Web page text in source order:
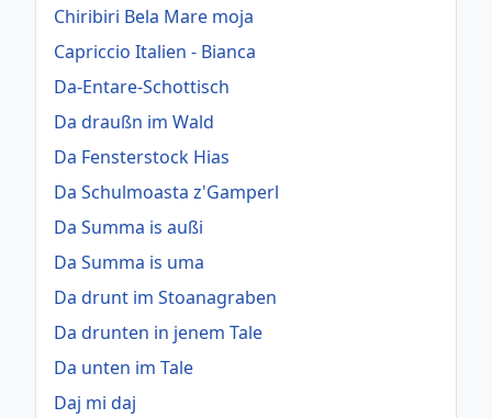
Chiribiri Bela Mare moja
Capriccio Italien - Bianca
Da-Entare-Schottisch
Da draußn im Wald
Da Fensterstock Hias
Da Schulmoasta z'Gamperl
Da Summa is außi
Da Summa is uma
Da drunt im Stoanagraben
Da drunten in jenem Tale
Da unten im Tale
Daj mi daj